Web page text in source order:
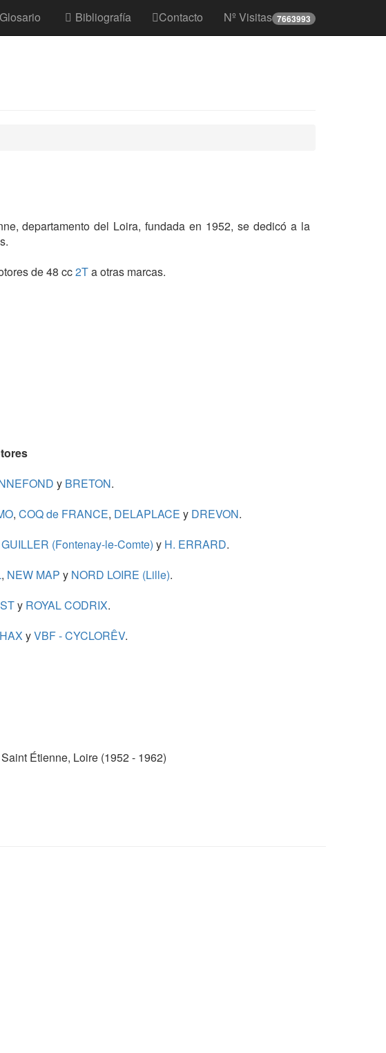
Glosario Bibliografía Contacto Nº Visitas 7663993
departamento del Loira, fundada en 1952, se dedicó a la
de 48 cc2Ta otras marcas.
y BRETON.
, COQ de FRANCE, DELAPLACE yDREVON.
GUILLER (Fontenay-le-Comte) y H. ERRARD.
, NEW MAP yNORD LOIRE (Lille).
y ROYAL CODRIX.
yVBF - CYCLORÊV.
Étienne, Loire (1952 - 1962)